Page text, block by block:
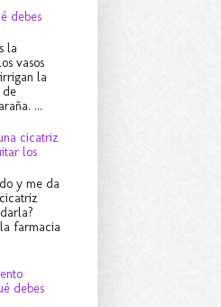
debes
la
vasos
la
...
cicatriz
los
y me da
farmacia
debes